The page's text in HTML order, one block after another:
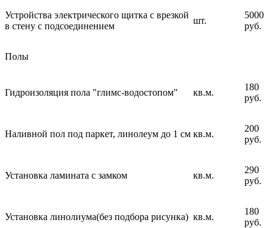
Устройства электрического щитка с врезкой
в стену с подсоединением
шт.
5000
руб.
Полы
Гидроизоляция пола "глимс-водостопом" кв.м.
180
руб.
Наливной пол под паркет, линолеум до 1 см кв.м.
200
руб.
Установка ламината с замком кв.м.
290
руб.
Установка линолиума(без подбора рисунка) кв.м.
180
руб.